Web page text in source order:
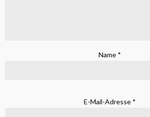
Name *
E-Mail-Adresse *